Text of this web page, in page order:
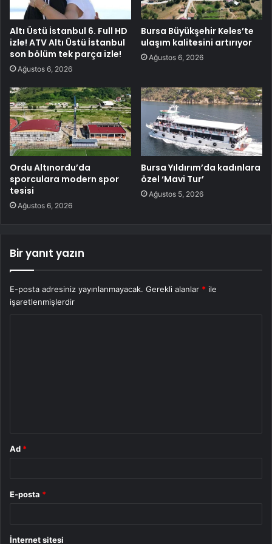
Altı Üstü İstanbul 6. Full HD
izle! ATV Altı Üstü İstanbul
son bölüm tek parça izle!
Ağustos 6, 2026
Bursa Büyükşehir Keles’te
ulaşım kalitesini artırıyor
Ağustos 6, 2026
Ordu Altınordu’da
sporculara modern spor
tesisi
Ağustos 6, 2026
Bursa Yıldırım’da kadınlara
özel ‘Mavi Tur’
Ağustos 5, 2026
Bir yanıt yazın
E-posta adresiniz yayınlanmayacak. Gerekli alanlar * ile
işaretlenmişlerdir
Ad *
E-posta *
İnternet sitesi